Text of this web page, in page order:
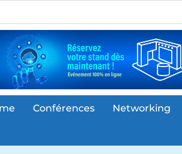
Conférences Networking